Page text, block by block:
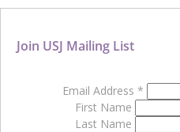
Join USJ Mailing List
Email Address *
First Name
Last Name